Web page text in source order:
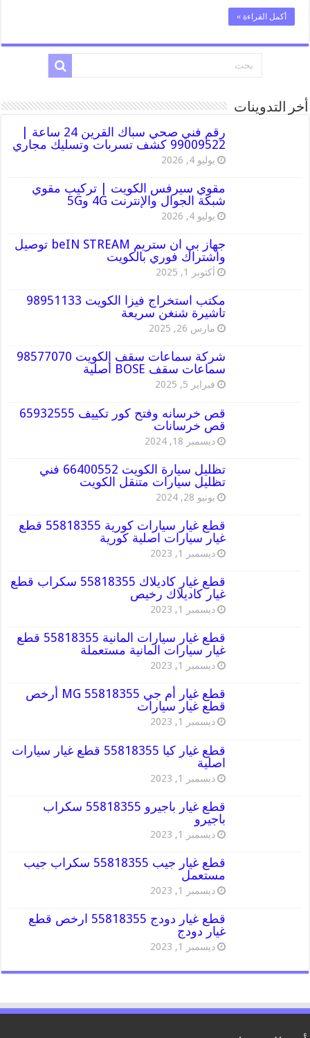
أكمل القراءة »
أخر التدوينات
رقم فني صحي سباك القرين 24 ساعة |
99009522 كشف تسربات وتسليك مجاري
يوليو 4, 2026
مقوي سيرفس الكويت | تركيب مقوي
شبكة الجوال والإنترنت 4G و5G
يوليو 4, 2026
جهاز بي ان ستريم beIN STREAM توصيل
واشتراك فوري بالكويت
أكتوبر 1, 2025
مكتب استخراج فيزا الكويت 98951133
تاشيرة شنغن سريعة
مارس 26, 2025
شركة سماعات سقف الكويت 98577070
سماعات سقف BOSE أصلية
فبراير 5, 2025
قص خرسانه وفتح كور تكييف 65932555
قص خرسانات
ديسمبر 18, 2024
تظليل سيارة الكويت 66400552 فني
تظليل سيارات متنقل الكويت
يونيو 28, 2024
قطع غيار سيارات كورية 55818355 قطع
غيار سيارات اصلية كورية
ديسمبر 1, 2023
قطع غيار كاديلاك 55818355 سكراب قطع
غيار كاديلاك رخيص
ديسمبر 1, 2023
قطع غيار سيارات المانية 55818355 قطع
غيار سيارات المانية مستعملة
ديسمبر 1, 2023
قطع غيار أم جي MG 55818355 أرخص
قطع غيار سيارات
ديسمبر 1, 2023
قطع غيار كيا 55818355 قطع غيار سيارات
اصلية
ديسمبر 1, 2023
قطع غيار باجيرو 55818355 سكراب
باجيرو
ديسمبر 1, 2023
قطع غيار جيب 55818355 سكراب جيب
مستعمل
ديسمبر 1, 2023
قطع غيار دودج 55818355 ارخص قطع
غيار دودج
ديسمبر 1, 2023